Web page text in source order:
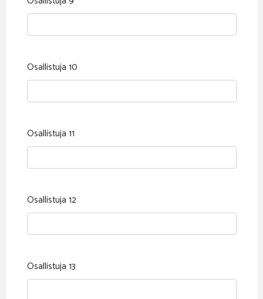
Osallistuja 10
Osallistuja 11
Osallistuja 12
Osallistuja 13